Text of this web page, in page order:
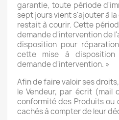
garantie, toute période
sept jours vient s'ajouter à
restait à courir. Cette
demande d'intervention de
disposition pour
cette mise à
demande d'intervention. »
Afin de faire valoir ses
le Vendeur, par écrit (mail
conformité des Produits ou
cachés à compter de leur